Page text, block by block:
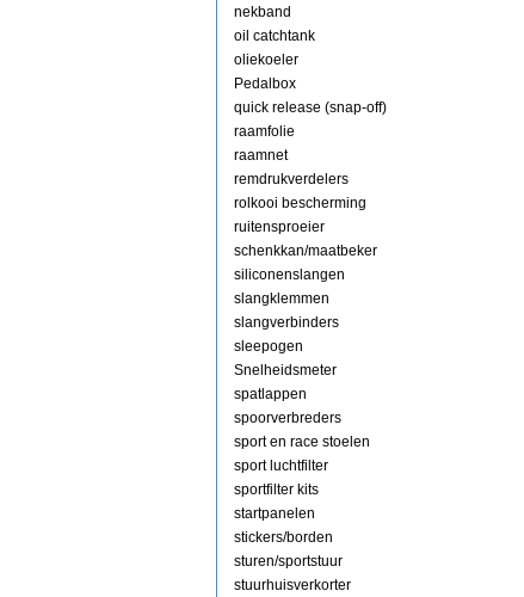
nekband
oil catchtank
oliekoeler
Pedalbox
quick release (snap-off)
raamfolie
raamnet
remdrukverdelers
rolkooi bescherming
ruitensproeier
schenkkan/maatbeker
siliconenslangen
slangklemmen
slangverbinders
sleepogen
Snelheidsmeter
spatlappen
spoorverbreders
sport en race stoelen
sport luchtfilter
sportfilter kits
startpanelen
stickers/borden
sturen/sportstuur
stuurhuisverkorter